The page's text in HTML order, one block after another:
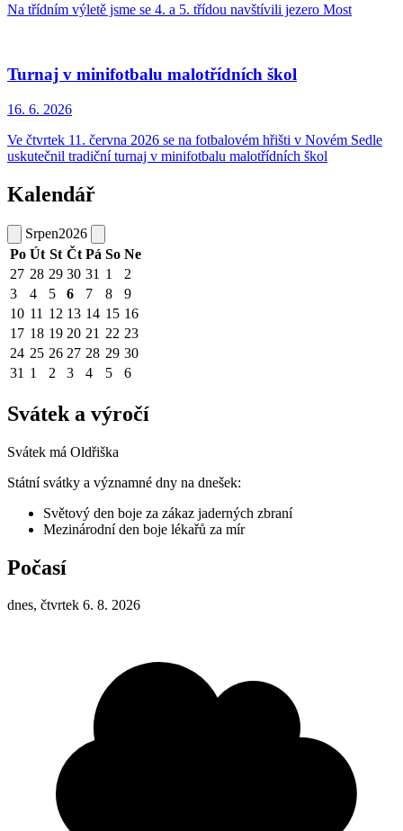
Na třídním výletě jsme se 4. a 5. třídou navštívili jezero Most
Turnaj v minifotbalu malotřídních škol
16. 6. 2026
Ve čtvrtek 11. června 2026 se na fotbalovém hřišti v Novém Sedle
uskutečnil tradiční turnaj v minifotbalu malotřídních škol
Kalendář
Srpen2026
Po Út St Čt Pá So Ne
27 28 29 30 31 1
2
3
4 5 6 7 8
9
10 11 12 13 14 15 16
17 18 19 20 21 22 23
24 25 26 27 28 29 30
31 1 2 3 4 5 6
Svátek a výročí
Svátek má Oldřiška
Státní svátky a významné dny na dnešek:
Světový den boje za zákaz jaderných zbraní
Mezinárodní den boje lékařů za mír
Počasí
dnes, čtvrtek 6. 8. 2026